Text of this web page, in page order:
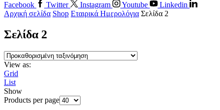
Facebook Twitter Instagram Youtube
Linkedin
Αρχική σελίδα Shop Εταιρικά Ημερολόγια Σελίδα 2
Σελίδα 2
View as:
Grid
List
Show
Products per page